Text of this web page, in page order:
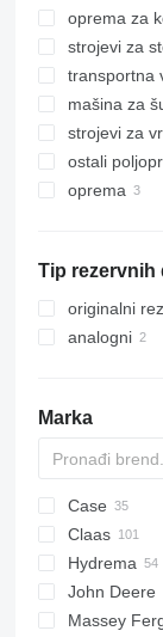
rasipači
oprema za
kosilice
prevrtači
strojevi za
strojevi
transportna
mašina za
strojevi za
traktori
ostali
oprema
Tip rezervnih
originalni
analogni
Marka
AR
V-MIX
844
845
856
2388
8010
Case
580
966
Claas
Ares
Arion
Axion
M series
D-series
Vario
2000
3000
3600
AL
44C
ZX
Zaxis
Hydrema
806
807
HX-
R-series
2CX
3CX
John Deere
6M
WB
KT
Big M
Vision
3650
MRT
Massey